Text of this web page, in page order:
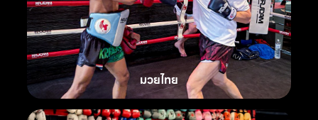
มวยไทย